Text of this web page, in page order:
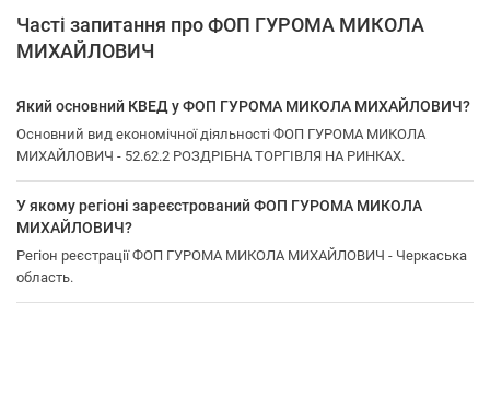
Часті запитання про ФОП ГУРОМА МИКОЛА
МИХАЙЛОВИЧ
Який основний КВЕД у ФОП ГУРОМА МИКОЛА МИХАЙЛОВИЧ?
Основний вид економічної діяльності ФОП ГУРОМА МИКОЛА
МИХАЙЛОВИЧ - 52.62.2 РОЗДРІБНА ТОРГІВЛЯ НА РИНКАХ.
У якому регіоні зареєстрований ФОП ГУРОМА МИКОЛА
МИХАЙЛОВИЧ?
Регіон реєстрації ФОП ГУРОМА МИКОЛА МИХАЙЛОВИЧ - Черкаська
область.